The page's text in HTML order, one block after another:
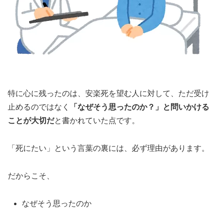
特に心に残ったのは、安楽死を望む人に対して、ただ受け
止めるのではなく
「なぜそう思ったのか？」と問いかける
ことが大切だと書かれていた点です。
「死にたい」という言葉の裏には、必ず理由があります。
だからこそ、
なぜそう思ったのか